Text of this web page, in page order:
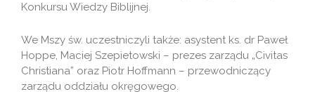
Konkursu Wiedzy Biblijnej.
We Mszy św. uczestniczyli także: asystent ks. dr Paweł
Hoppe, Maciej Szepietowski – prezes zarządu „Civitas
Christiana” oraz Piotr Hoffmann – przewodniczący
zarządu oddziału okręgowego.